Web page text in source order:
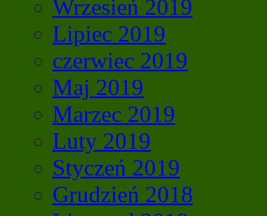
Wrzesień 2019
Lipiec 2019
czerwiec 2019
Maj 2019
Marzec 2019
Luty 2019
Styczeń 2019
Grudzień 2018